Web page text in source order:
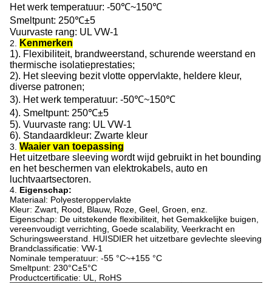
Het werk temperatuur: -50℃~150℃
Smeltpunt: 250℃±5
Vuurvaste rang: UL VW-1
2.
Kenmerken
1). Flexibiliteit, brandweerstand, schurende weerstand en
thermische isolatieprestaties;
2). Het sleeving bezit vlotte oppervlakte, heldere kleur,
diverse patronen;
3). Het werk temperatuur: -50℃~150℃
4). Smeltpunt: 250℃±5
5). Vuurvaste rang: UL VW-1
6). Standaardkleur: Zwarte kleur
3. Waaier van toepassing
Het uitzetbare sleeving wordt wijd gebruikt in het bounding
en het beschermen van elektrokabels, auto en
luchtvaartsectoren.
4. Eigenschap:
Materiaal: Polyesteroppervlakte
Kleur: Zwart, Rood, Blauw, Roze, Geel, Groen, enz.
Eigenschap: De uitstekende flexibiliteit, het Gemakkelijke buigen,
vereenvoudigt verrichting, Goede scalability, Veerkracht en
Schuringsweerstand. HUISDIER het uitzetbare gevlechte sleeving
Brandclassificatie: VW-1
Nominale temperatuur: -55 °C~+155 °C
Smeltpunt: 230°C±5°C
Productcertificatie: UL, RoHS